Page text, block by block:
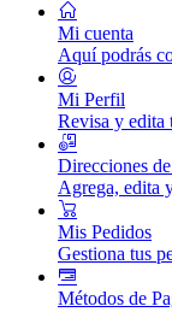
Mi cuenta
Aquí podrás
Mi Perfil
Revisa y edita
Direcciones
Agrega, edita
Mis Pedidos
Gestiona tus
Métodos de